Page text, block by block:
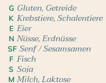
G Gluten, Getreide
K Krebstiere, Schalentiere
E Eier
N Nüsse, Erdnüsse
SF Senf / Sesamsamen
F Fisch
S Soja
M Milch, Laktose